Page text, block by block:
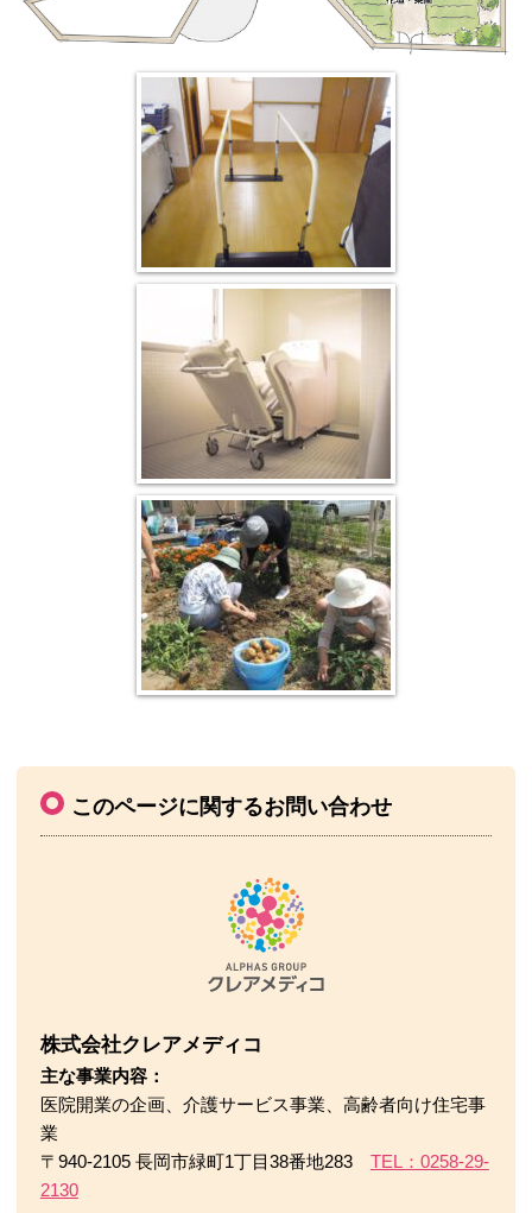
このページに関するお問い合わせ
株式会社クレアメディコ
主な事業内容：
医院開業の企画、介護サービス事業、高齢者向け住宅事
業
〒940-2105 長岡市緑町1丁目38番地283 TEL：0258-29-
2130